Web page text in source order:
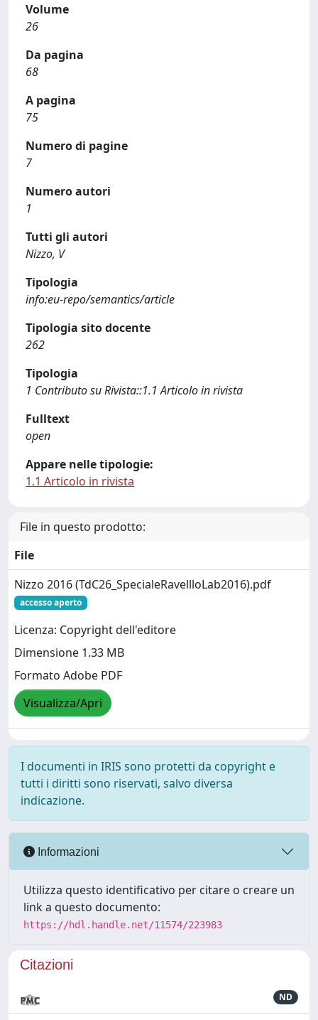
Volume
26
Da pagina
68
A pagina
75
Numero di pagine
7
Numero autori
1
Tutti gli autori
Nizzo, V
Tipologia
info:eu-repo/semantics/article
Tipologia sito docente
262
Tipologia
1 Contributo su Rivista::1.1 Articolo in rivista
Fulltext
open
Appare nelle tipologie:
1.1 Articolo in rivista
File in questo prodotto:
File
Nizzo 2016 (TdC26_SpecialeRavellloLab2016).pdf
accesso aperto
Licenza: Copyright dell'editore
Dimensione 1.33 MB
Formato Adobe PDF
Visualizza/Apri
I documenti in IRIS sono protetti da copyright e
tutti i diritti sono riservati, salvo diversa
indicazione.
Informazioni
Utilizza questo identificativo per citare o creare un
link a questo documento:
https://hdl.handle.net/11574/223983
Citazioni
ND